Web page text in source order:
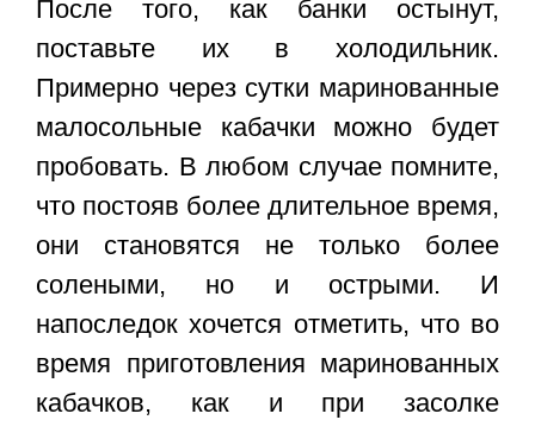
После того, как банки остынут,
поставьте их в холодильник.
Примерно через сутки маринованные
малосольные кабачки можно будет
пробовать. В любом случае помните,
что постояв более длительное время,
они становятся не только более
солеными, но и острыми. И
напоследок хочется отметить, что во
время приготовления маринованных
кабачков, как и при засолке